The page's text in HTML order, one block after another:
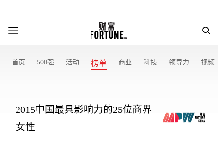
首页 500强 活动 榜单 商业 科技 领导力 视频
2015中国最具影响力的25位商界
女性